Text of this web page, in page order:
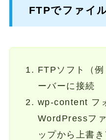
FTPでファイ
FTPソフト（
ーバーに接続
wp-content フ
WordPressフ
ップから上書